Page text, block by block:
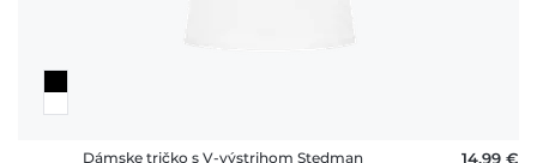
Dámske tričko s V-výstrihom Stedman 14,99 €